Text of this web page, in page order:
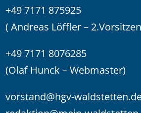
+49 7171 875925
( Andreas Löffler –
+49 7171 8076285
(Olaf Hunck – Webmaster)
vorstand@hgv-